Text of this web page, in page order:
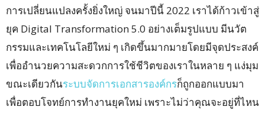
การเปลี่ยนแปลงครั้งยิ่งใหญ่ จนมาปีนี้ 2022 เราได้ก้าวเข้าสู่
ยุค Digital Transformation 5.0 อย่างเต็มรูปแบบ มีนวัต
กรรมและเทคโนโลยีใหม่ ๆ เกิดขึ้นมากมายโดยมีจุดประสงค์
เพื่ออำนวยความสะดวกการใช้ชีวิตของเราในหลาย ๆ แง่มุม
ขณะเดียวกันระบบจัดการเอกสารองค์กรก็ถูกออกแบบมา
เพื่อตอบโจทย์การทำงานยุคใหม่ เพราะไม่ว่าคุณจะอยู่ที่ไหน